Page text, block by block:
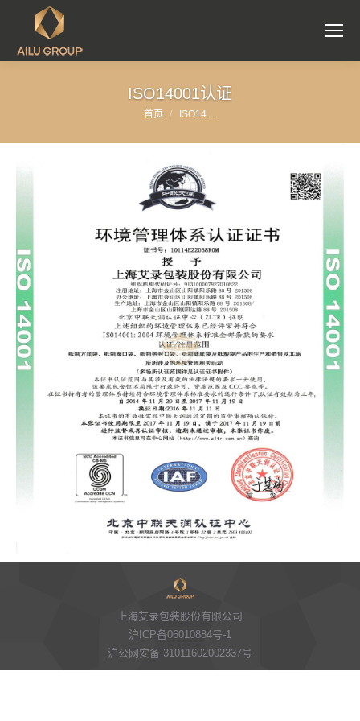
ISO14001认证
您在这里：
首页 ISO14…
上海艾录包装股份有限公司
沪ICP备06010884号-1
沪公网安备 31011602002337号